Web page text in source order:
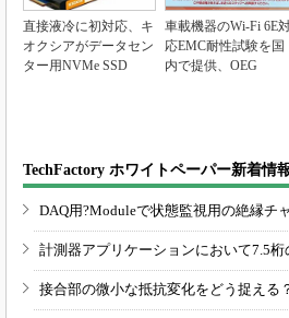
直接液冷に初対応、キ
オクシアがデータセン
ター用NVMe SSD
車載機器のWi-Fi 6E
応EMC耐性試験を国
内で提供、OEG
TechFactory ホワイトペーパー新着情
DAQ用?Moduleで状態監視用の絶縁チ
計測器アプリケーションにおいて7.5
接合部の微小な抵抗変化をどう捉え